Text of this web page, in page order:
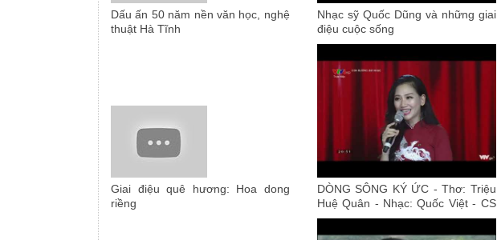
Dấu ấn 50 năm nền văn học, nghệ
thuật Hà Tĩnh
Nhạc sỹ Quốc Dũng và những giai
điệu cuộc sống
Giai điệu quê hương: Hoa dong
riềng
DÒNG SÔNG KÝ ỨC - Thơ: Triệu
Huệ Quân - Nhạc: Quốc Việt - CS
Vũ Thắng Lợi. Con đường Âm
nhạc VTV1